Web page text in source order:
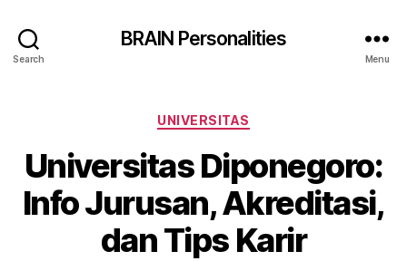
Search
BRAIN Personalities
Menu
Categories
UNIVERSITAS
Universitas Diponegoro:
Info Jurusan, Akreditasi,
dan Tips Karir